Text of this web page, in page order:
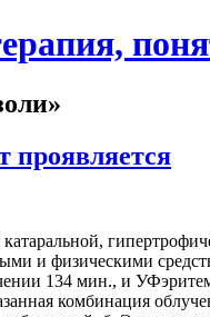
проявляется
и физическими
134 мин., и
комбинация